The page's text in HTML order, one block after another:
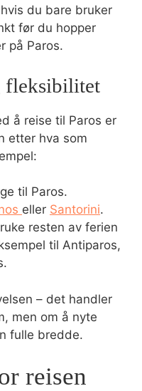
du bare bruker
før du hopper
på Paros.
fleksibilitet
å reise til Paros er
etter hva som
til Paros.
eller Santorini.
resten av ferien
til Antiparos,
– det handler
men om å nyte
fulle bredde.
reisen